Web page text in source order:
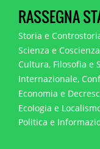
RASSEGNA
Storia e
Scienza e
Cultura, Filosofia e
Internazionale,
Economia e
Ecologia e
Politica e